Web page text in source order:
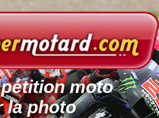
moto
la photo